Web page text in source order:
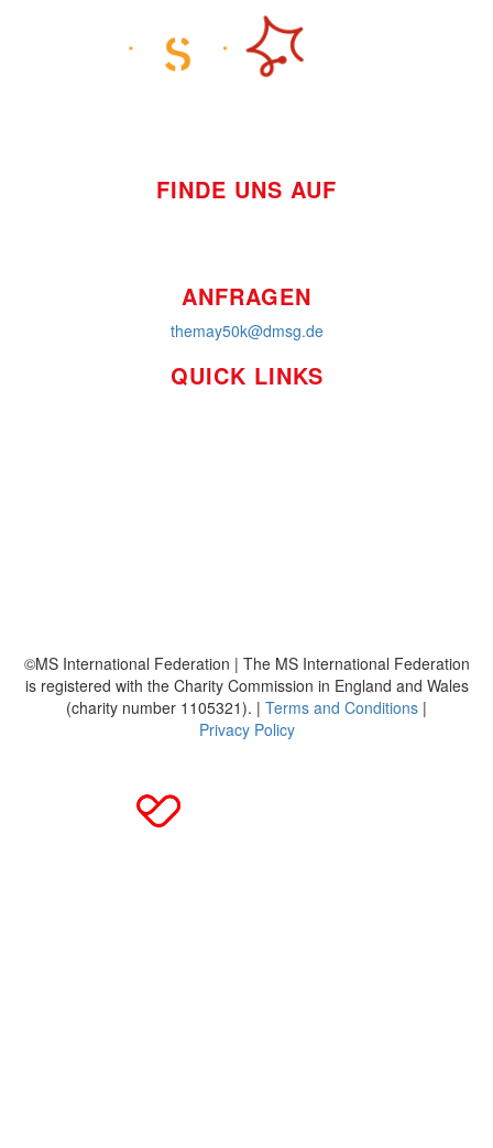
FINDE UNS AUF
ANFRAGEN
themay50k@dmsg.de
QUICK LINKS
©MS International Federation | The MS International Federation
is registered with the Charity Commission in England and Wales
(charity number 1105321). | Terms and Conditions |
Privacy Policy